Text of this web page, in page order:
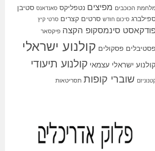
הכוכבים מפיצים נטפליקס סאנדאנס סטיבן
סיכום חודש סרטים קצרים סרטי קיץ
סינמסקופ הקצה פיקסאר
פסטיבלים פסקולים קולנוע ישראלי
קולנוע ישראלי עצמאי קולנוע תיעודי
שוברי קופות תסריטאות